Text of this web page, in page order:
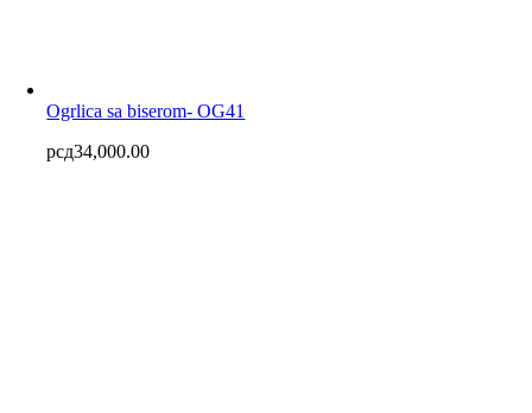
Ogrlica sa biserom- OG41
рсд34,000.00